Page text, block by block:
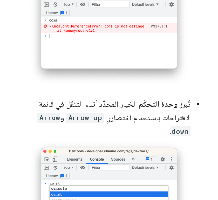
تُبرز وحدة التحكّم الخيار المحدّد أثناء التنقّل في قائمة
الاقتراحات باستخدام اختصاري Arrow up وArrow
down
.